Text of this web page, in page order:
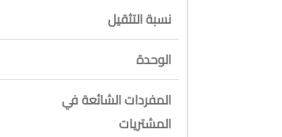
نسبة التثقيل
الوحدة
المفردات الشائعة في
المشتريات